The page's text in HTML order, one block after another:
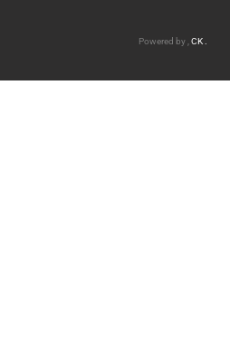
Powered by , CK .